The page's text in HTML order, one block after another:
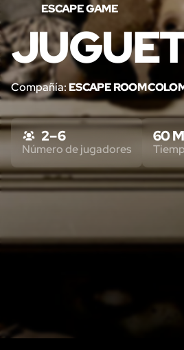
ESCAPE GAME
Compañía: ESCAPE ROOM
2 – 6
Número de jugadores
60